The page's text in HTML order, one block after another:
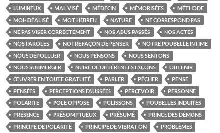
LUMINEUX
MAL VISÉ MÉDECIN MÉMORISÉES
MÉTHODE
MOI-IDÉALISÉ
MOT HÉBREU NATURE
NE CORRESPOND PAS
NE PAS VISER CORRECTEMENT
NOS ABUS PASSÉS
NOS ACTES
NOS PAROLES
NOTRE FAÇON DE PENSER
NOTRE POUBELLE INTIME
NOUS DÉPOLLUER
NOUS PENSONS
NOUS SENTONS
NOUS SUBMERGER
NUIRE DE DIFFÉRENTES FAÇONS
OBTENIR
ŒUVRER EN TOUTE GRATUITÉ
PARLER PÉCHER
PENSE
PENSÉES
PERCEPTIONS FAUSSÉES PERCEVOIR
PERSONNE
POLARITÉ
PÔLE OPPOSÉ POLISSONS
POUBELLES INDUITES
PRÉSENCE
PRÉSOMPTUEUX PRÉSUMÉ
PRINCE DES DÉMONS
PRINCIPE DE POLARITÉ
PRINCIPE DE VIBRATION
PROBLÈMES